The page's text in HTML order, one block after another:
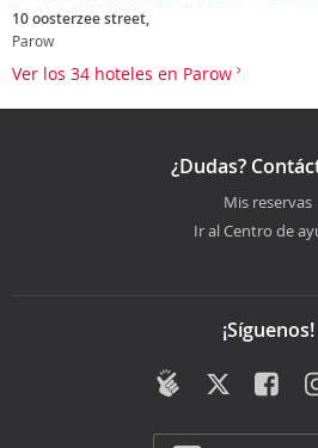
10 oosterzee street,
Parow
Ver los 34 hoteles en Parow
¿Dudas?
Mis reservas
Ir al Centro de
¡Síguenos!